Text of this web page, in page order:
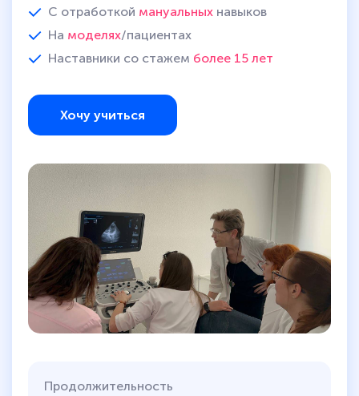
С отработкой мануальных навыков
На моделях/пациентах
Наставники со стажем более 15 лет
Хочу учиться
Продолжительность